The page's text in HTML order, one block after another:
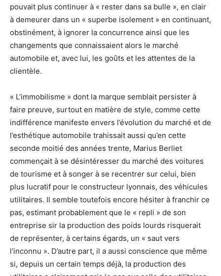
pouvait plus continuer à « rester dans sa bulle », en clair
à demeurer dans un « superbe isolement » en continuant,
obstinément, à ignorer la concurrence ainsi que les
changements que connaissaient alors le marché
automobile et, avec lui, les goûts et les attentes de la
clientèle.
« L’immobilisme » dont la marque semblait persister à
faire preuve, surtout en matière de style, comme cette
indifférence manifeste envers l’évolution du marché et de
l’esthétique automobile trahissait aussi qu’en cette
seconde moitié des années trente, Marius Berliet
commençait à se désintéresser du marché des voitures
de tourisme et à songer à se recentrer sur celui, bien
plus lucratif pour le constructeur lyonnais, des véhicules
utilitaires. Il semble toutefois encore hésiter à franchir ce
pas, estimant probablement que le « repli » de son
entreprise sir la production des poids lourds risquerait
de représenter, à certains égards, un « saut vers
l’inconnu ». D’autre part, il a aussi conscience que même
si, depuis un certain temps déjà, la production des